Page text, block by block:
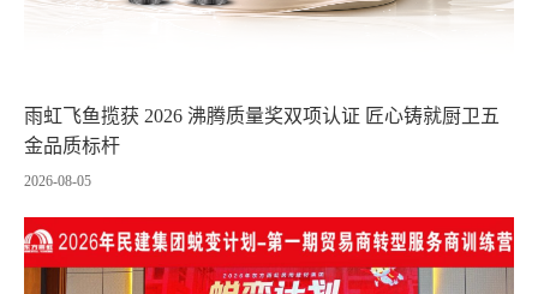
雨虹飞鱼揽获 2026 沸腾质量奖双项认证 匠心铸就厨卫五
金品质标杆
2026-08-05